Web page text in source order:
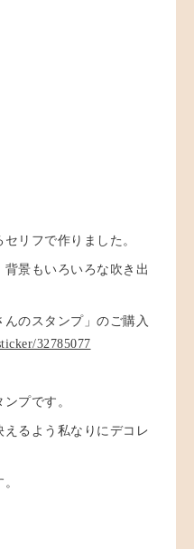
リフで作りました。
景もいろいろな吹き出
のスタンプ」のご購入
32785077
プです。
るよう私なりにデコレ